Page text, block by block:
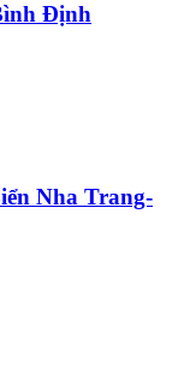
Định
Nha Trang-